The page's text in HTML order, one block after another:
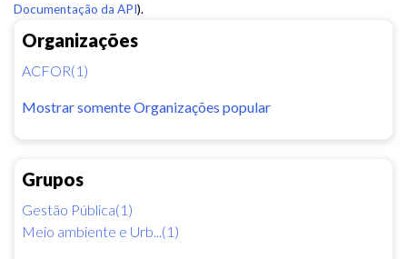
Organizações
ACFOR(1)
Mostrar somente Organizações popular
Grupos
Gestão Pública(1)
Meio ambiente e Urb...(1)
Documentação da API).